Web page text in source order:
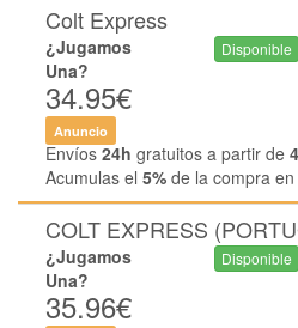
Colt Express
¿Jugamos
Una?
34.95€
Disponible
Anuncio
Envíos 24h gratuitos a partir de
Acumulas el 5% de la compra
COLT EXPRESS
¿Jugamos
Una?
35.96€
Disponible